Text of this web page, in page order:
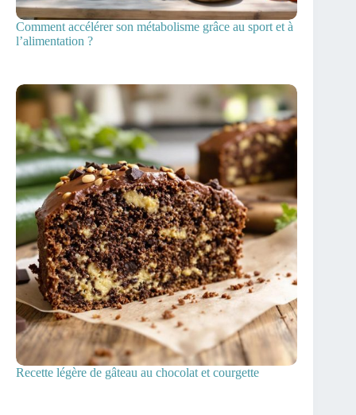
Comment accélérer son métabolisme grâce au sport et à
l’alimentation ?
Recette légère de gâteau au chocolat et courgette